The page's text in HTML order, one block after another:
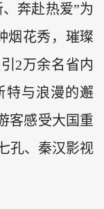
奔赴热爱”为
烟花秀，璀璨
2万余名省内
特与浪漫的邂
客感受大国重
孔、秦汉影视